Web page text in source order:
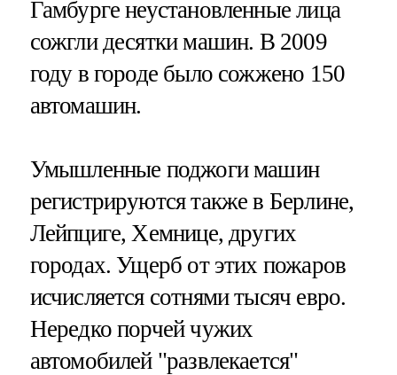
Гамбурге неустановленные лица
сожгли десятки машин. В 2009
году в городе было сожжено 150
автомашин.
Умышленные поджоги машин
регистрируются также в Берлине,
Лейпциге, Хемнице, других
городах. Ущерб от этих пожаров
исчисляется сотнями тысяч евро.
Нередко порчей чужих
автомобилей "развлекается"